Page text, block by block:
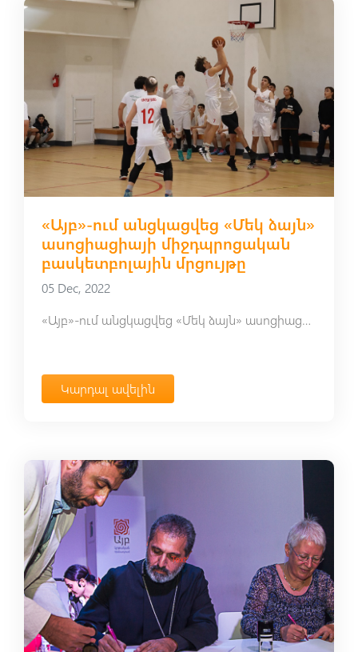
«Այբ»-ում անցկացվեց «Մեկ ձայն»
ասոցիացիայի միջդպրոցական
բասկետբոլային մրցույթը
05 Dec, 2022
«Այբ»-ում անցկացվեց «Մեկ ձայն» ասոցիացիայի միջդպրոցական բասկետբոլային մրցույթը
Կարդալ ավելին